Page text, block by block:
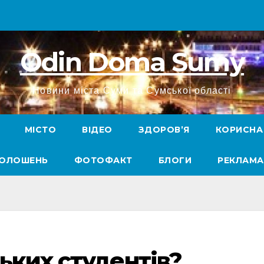
Odin Doma Sumy
Новини міста Суми та Сумської області
МІСТО ВІДЕО ЗДОРОВ’Я КОРИСНА
ФОТОФАКТ БЛОГИ РЕКЛАМА